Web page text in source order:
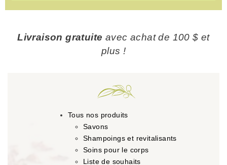
Livraison gratuite avec achat de 100 $ et
plus !
Tous nos produits
Savons
Shampoings et revitalisants
Soins pour le corps
Liste de souhaits